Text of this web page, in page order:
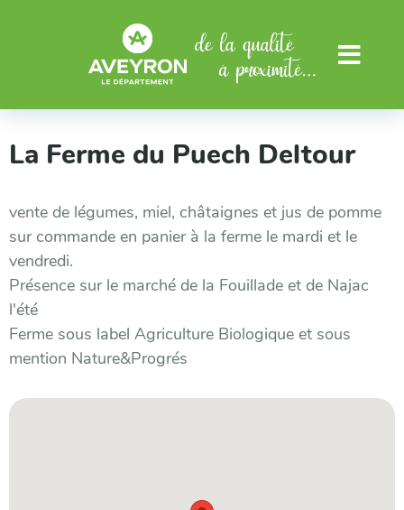
Menu
La Ferme du Puech Deltour
vente de légumes, miel, châtaignes et jus de pomme
sur commande en panier à la ferme le mardi et le
vendredi.
Présence sur le marché de la Fouillade et de Najac
l'été
Ferme sous label Agriculture Biologique et sous
mention Nature&Progrés